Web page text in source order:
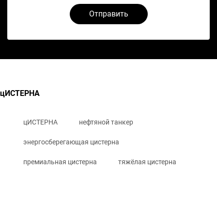
Отправить
цИСТЕРНА
цИСТЕРНА нефтяной танкер
энергосберегающая цистерна
премиальная цистерна тяжёлая цистерна